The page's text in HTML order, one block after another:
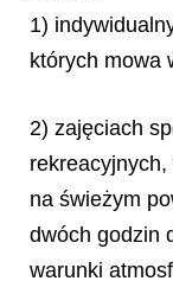
1)
których mowa
2) zajęciach
na świeżym
dwóch godzin
warunki